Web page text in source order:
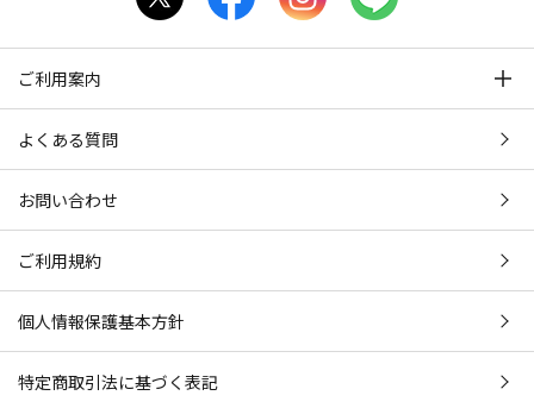
ご利用案内
よくある質問
お問い合わせ
ご利用規約
個人情報保護基本方針
特定商取引法に基づく表記